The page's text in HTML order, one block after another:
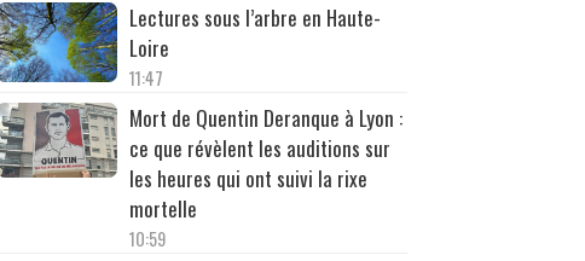
Lectures sous l’arbre en Haute-
Loire
11:47
Mort de Quentin Deranque à Lyon :
ce que révèlent les auditions sur
les heures qui ont suivi la rixe
mortelle
10:59